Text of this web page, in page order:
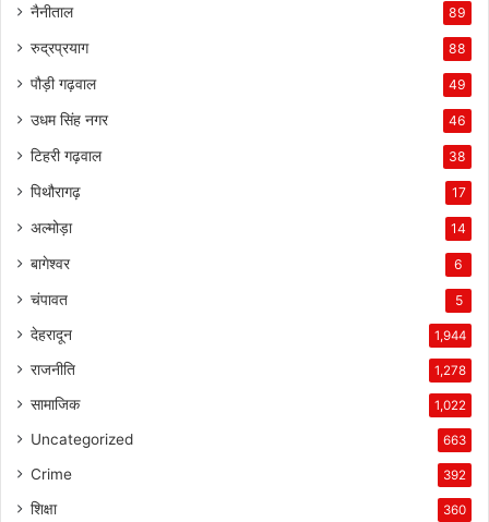
नैनीताल 89
रुद्रप्रयाग 88
पौड़ी गढ़वाल 49
उधम सिंह नगर 46
टिहरी गढ़वाल 38
पिथौरागढ़ 17
अल्मोड़ा 14
बागेश्वर 6
चंपावत 5
देहरादून 1,944
राजनीति 1,278
सामाजिक 1,022
Uncategorized 663
Crime 392
शिक्षा 360